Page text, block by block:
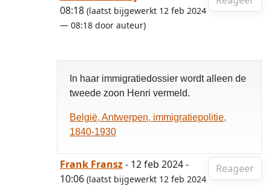
08:18 (laatst bijgewerkt 12 feb 2024
— 08:18 door auteur)
In haar immigratiedossier wordt alleen de
tweede zoon Henri vermeld.
België, Antwerpen, immigratiepolitie,
1840-1930
Reageer
Frank Fransz- 12 feb 2024 -
10:06 (laatst bijgewerkt 12 feb 2024